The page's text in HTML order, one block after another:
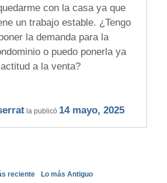
con la casa ya que
un trabajo estable. ¿Tengo
la demanda para la
o puedo ponerla ya
a la venta?
la publicó 14 mayo, 2025
reciente Lo más Antiguo